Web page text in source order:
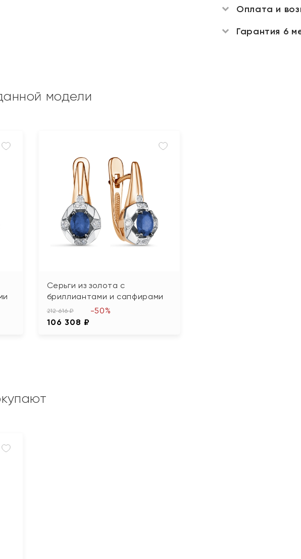
Оплата и
Гарантия 6
модели
Серьги из золота с
бриллиантами и сапфирами
212 616 ₽
106 308 ₽
-50%